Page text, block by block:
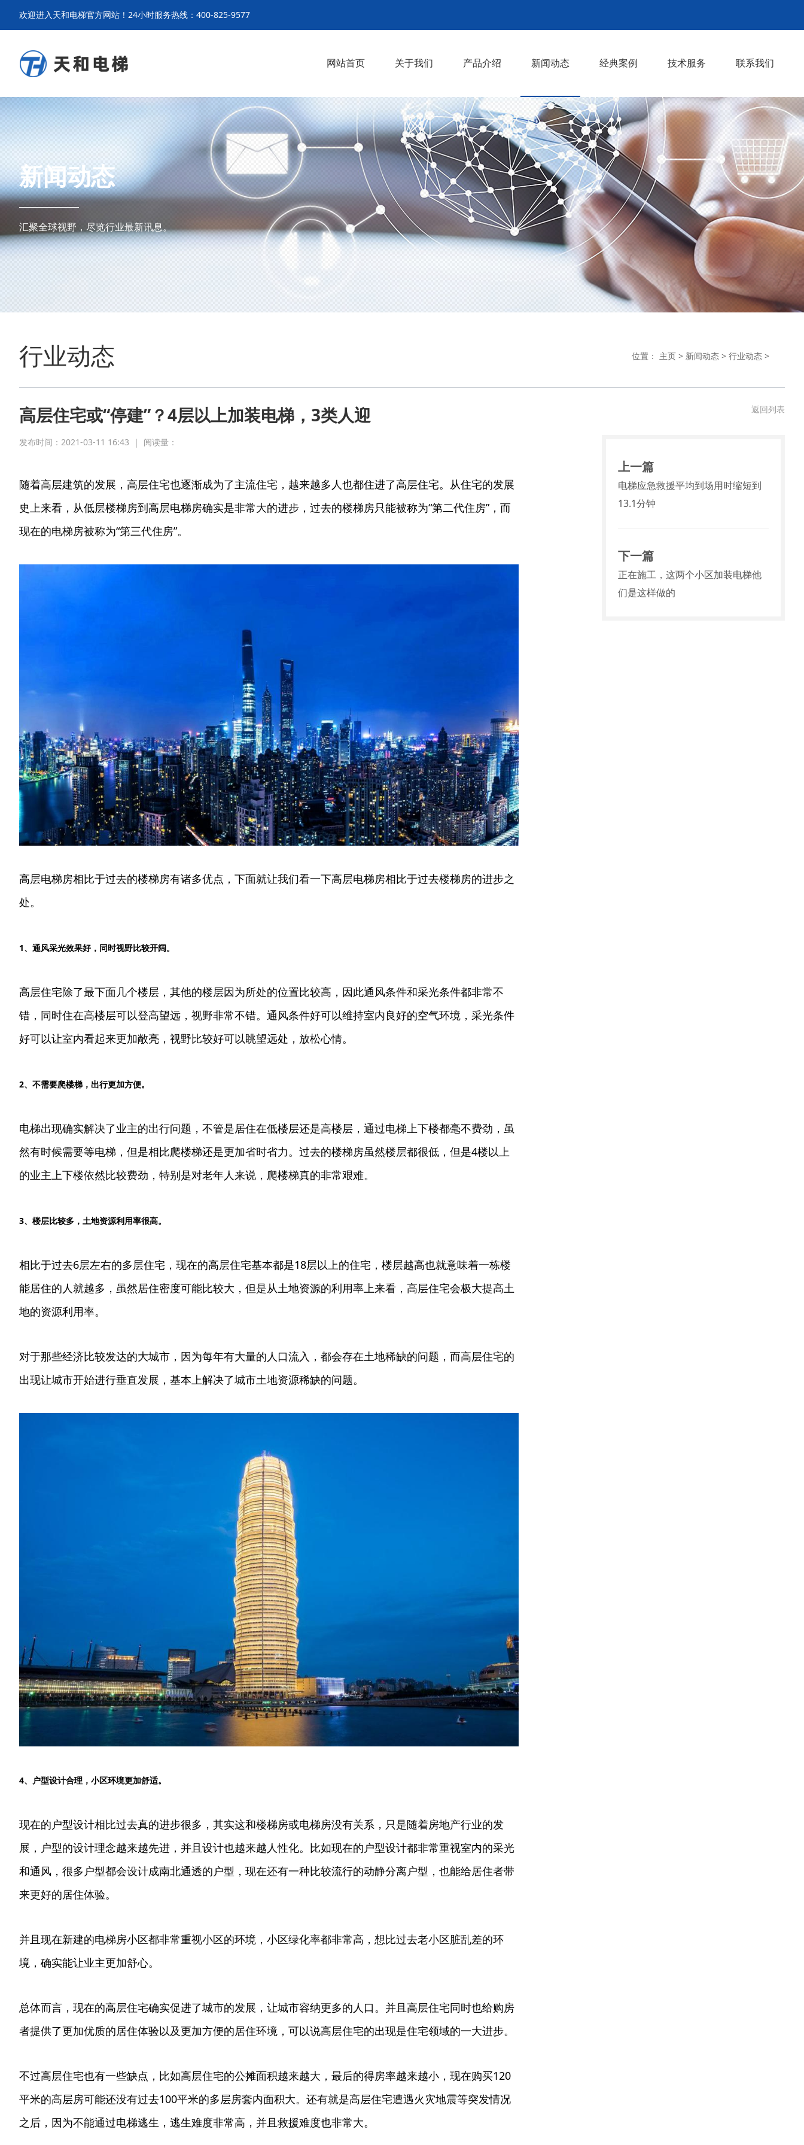
欢迎进入天和电梯官方网站！24小时服务热线：400-825-9577
网站首页 关于我们
董事长致辞 >
企业文化 >
企业团队 >
资质荣誉 >
产品介绍
乘客电梯 >
别墅电梯 >
医用电梯 >
观光电梯 >
自动扶梯 >
载货电梯 >
新闻动态
公司动态 >
行业动态 >
经典案例 技术服务 联系我们
新闻动态
汇聚全球视野，尽览行业最新讯息。
行业动态 位置： 主页 > 新闻动态 > 行业动态 >
高层住宅或“停建”？4层以上加装电梯，3类人迎
发布时间：2021-03-11 16:43 | 阅读量：
随着高层建筑的发展，高层住宅也逐渐成为了主流住宅，越来越多人也都住进了高层住宅。从住宅的发展
史上来看，从低层楼梯房到高层电梯房确实是非常大的进步，过去的楼梯房只能被称为“第二代住房”，而
现在的电梯房被称为“第三代住房”。
高层电梯房相比于过去的楼梯房有诸多优点，下面就让我们看一下高层电梯房相比于过去楼梯房的进步之
处。
1、通风采光效果好，同时视野比较开阔。
高层住宅除了最下面几个楼层，其他的楼层因为所处的位置比较高，因此通风条件和采光条件都非常不
错，同时住在高楼层可以登高望远，视野非常不错。通风条件好可以维持室内良好的空气环境，采光条件
好可以让室内看起来更加敞亮，视野比较好可以眺望远处，放松心情。
2、不需要爬楼梯，出行更加方便。
电梯出现确实解决了业主的出行问题，不管是居住在低楼层还是高楼层，通过电梯上下楼都毫不费劲，虽
然有时候需要等电梯，但是相比爬楼梯还是更加省时省力。过去的楼梯房虽然楼层都很低，但是4楼以上
的业主上下楼依然比较费劲，特别是对老年人来说，爬楼梯真的非常艰难。
3、楼层比较多，土地资源利用率很高。
相比于过去6层左右的多层住宅，现在的高层住宅基本都是18层以上的住宅，楼层越高也就意味着一栋楼
能居住的人就越多，虽然居住密度可能比较大，但是从土地资源的利用率上来看，高层住宅会极大提高土
地的资源利用率。
对于那些经济比较发达的大城市，因为每年有大量的人口流入，都会存在土地稀缺的问题，而高层住宅的
出现让城市开始进行垂直发展，基本上解决了城市土地资源稀缺的问题。
4、户型设计合理，小区环境更加舒适。
现在的户型设计相比过去真的进步很多，其实这和楼梯房或电梯房没有关系，只是随着房地产行业的发
展，户型的设计理念越来越先进，并且设计也越来越人性化。比如现在的户型设计都非常重视室内的采光
和通风，很多户型都会设计成南北通透的户型，现在还有一种比较流行的动静分离户型，也能给居住者带
来更好的居住体验。
并且现在新建的电梯房小区都非常重视小区的环境，小区绿化率都非常高，想比过去老小区脏乱差的环
境，确实能让业主更加舒心。
总体而言，现在的高层住宅确实促进了城市的发展，让城市容纳更多的人口。并且高层住宅同时也给购房
者提供了更加优质的居住体验以及更加方便的居住环境，可以说高层住宅的出现是住宅领域的一大进步。
不过高层住宅也有一些缺点，比如高层住宅的公摊面积越来越大，最后的得房率越来越小，现在购买120
平米的高层房可能还没有过去100平米的多层房套内面积大。还有就是高层住宅遭遇火灾地震等突发情况
之后，因为不能通过电梯逃生，逃生难度非常高，并且救援难度也非常大。
返回列表
上一篇
电梯应急救援平均到场用时缩短到
13.1分钟
下一篇
正在施工，这两个小区加装电梯他
们是这样做的